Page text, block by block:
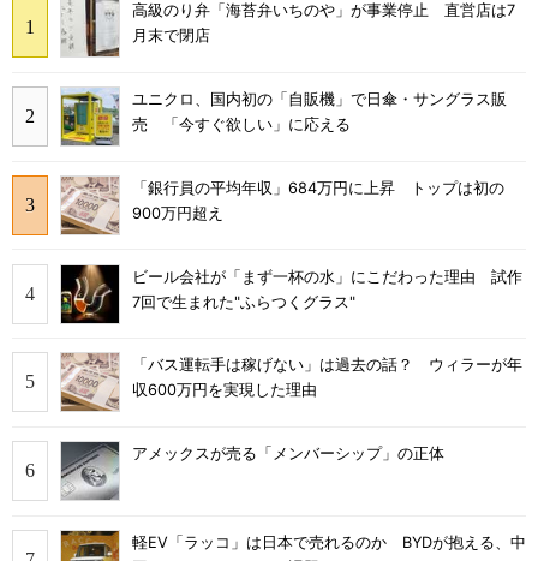
高級のり弁「海苔弁いちのや」が事業停止 直営店は7
月末で閉店
ユニクロ、国内初の「自販機」で日傘・サングラス販
売 「今すぐ欲しい」に応える
「銀行員の平均年収」684万円に上昇 トップは初の
900万円超え
ビール会社が「まず一杯の水」にこだわった理由 試作
7回で生まれた"ふらつくグラス"
「バス運転手は稼げない」は過去の話？ ウィラーが年
収600万円を実現した理由
アメックスが売る「メンバーシップ」の正体
軽EV「ラッコ」は日本で売れるのか BYDが抱える、中